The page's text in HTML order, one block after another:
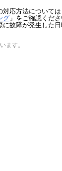
応方法については
グ 」をご確認くださ
故障が発生した
ます。